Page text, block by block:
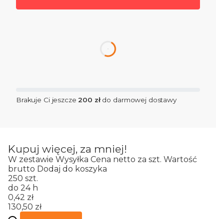
dnia
Brakuje Ci jeszcze 200 złdo darmowej dostawy
Kupuj więcej, za mniej!
W zestawie Wysyłka Cena netto za szt. Wartość
brutto Dodaj do koszyka
250 szt.
do 24 h
0,42 zł
130,50 zł